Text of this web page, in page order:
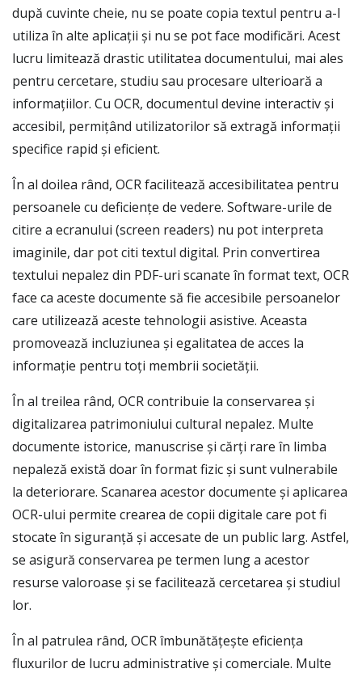
după cuvinte cheie, nu se poate copia textul pentru a-l
utiliza în alte aplicații și nu se pot face modificări. Acest
lucru limitează drastic utilitatea documentului, mai ales
pentru cercetare, studiu sau procesare ulterioară a
informațiilor. Cu OCR, documentul devine interactiv și
accesibil, permițând utilizatorilor să extragă informații
specifice rapid și eficient.
În al doilea rând, OCR facilitează accesibilitatea pentru
persoanele cu deficiențe de vedere. Software-urile de
citire a ecranului (screen readers) nu pot interpreta
imaginile, dar pot citi textul digital. Prin convertirea
textului nepalez din PDF-uri scanate în format text, OCR
face ca aceste documente să fie accesibile persoanelor
care utilizează aceste tehnologii asistive. Aceasta
promovează incluziunea și egalitatea de acces la
informație pentru toți membrii societății.
În al treilea rând, OCR contribuie la conservarea și
digitalizarea patrimoniului cultural nepalez. Multe
documente istorice, manuscrise și cărți rare în limba
nepaleză există doar în format fizic și sunt vulnerabile
la deteriorare. Scanarea acestor documente și aplicarea
OCR-ului permite crearea de copii digitale care pot fi
stocate în siguranță și accesate de un public larg. Astfel,
se asigură conservarea pe termen lung a acestor
resurse valoroase și se facilitează cercetarea și studiul
lor.
În al patrulea rând, OCR îmbunătățește eficiența
fluxurilor de lucru administrative și comerciale. Multe